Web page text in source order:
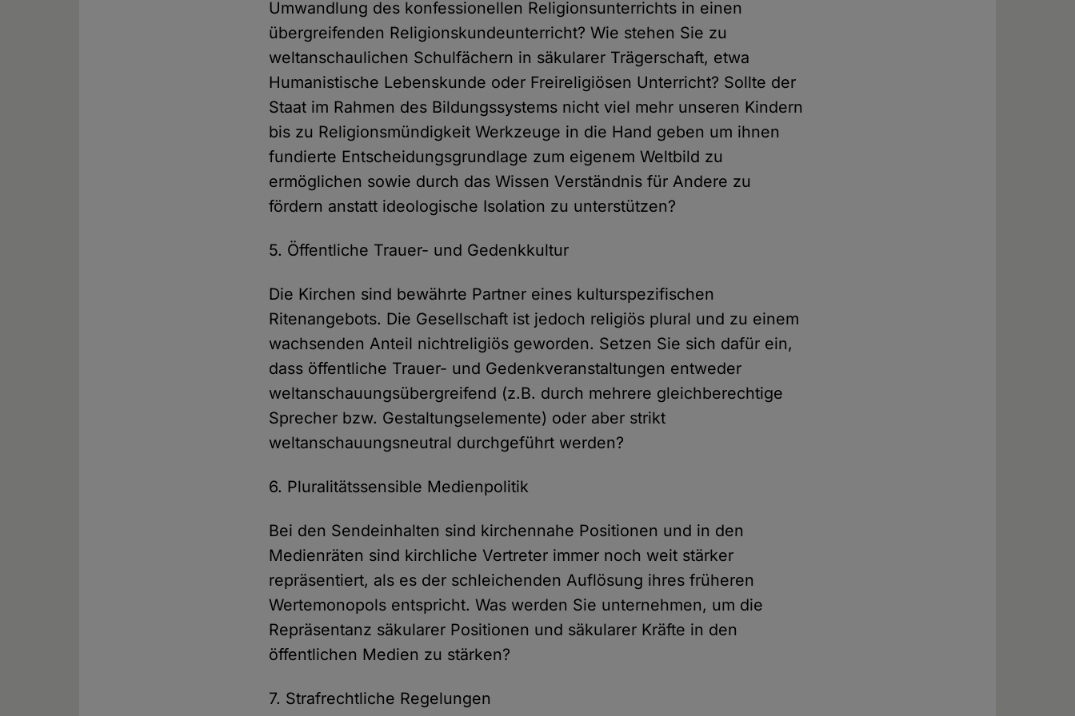
Umwandlung des konfessionellen Religionsunterrichts in einen
übergreifenden Religionskundeunterricht? Wie stehen Sie zu
weltanschaulichen Schulfächern in säkularer Trägerschaft, etwa
Humanistische Lebenskunde oder Freireligiösen Unterricht? Sollte der
Staat im Rahmen des Bildungssystems nicht viel mehr unseren Kindern
bis zu Religionsmündigkeit Werkzeuge in die Hand geben um ihnen
fundierte Entscheidungsgrundlage zum eigenem Weltbild zu
ermöglichen sowie durch das Wissen Verständnis für Andere zu
fördern anstatt ideologische Isolation zu unterstützen?
5. Öffentliche Trauer- und Gedenkkultur
Die Kirchen sind bewährte Partner eines kulturspezifischen
Ritenangebots. Die Gesellschaft ist jedoch religiös plural und zu einem
wachsenden Anteil nichtreligiös geworden. Setzen Sie sich dafür ein,
dass öffentliche Trauer- und Gedenkveranstaltungen entweder
weltanschauungsübergreifend (z.B. durch mehrere gleichberechtige
Sprecher bzw. Gestaltungselemente) oder aber strikt
weltanschauungsneutral durchgeführt werden?
6. Pluralitätssensible Medienpolitik
Bei den Sendeinhalten sind kirchennahe Positionen und in den
Medienräten sind kirchliche Vertreter immer noch weit stärker
repräsentiert, als es der schleichenden Auflösung ihres früheren
Wertemonopols entspricht. Was werden Sie unternehmen, um die
Repräsentanz säkularer Positionen und säkularer Kräfte in den
öffentlichen Medien zu stärken?
7. Strafrechtliche Regelungen